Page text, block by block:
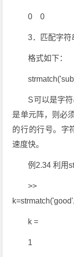
0 0
3．匹配字符
格式如下：
S可以是字
是单元阵，则必
的行的行号。字
速度快。
例2.34 利用
>>
k =
1